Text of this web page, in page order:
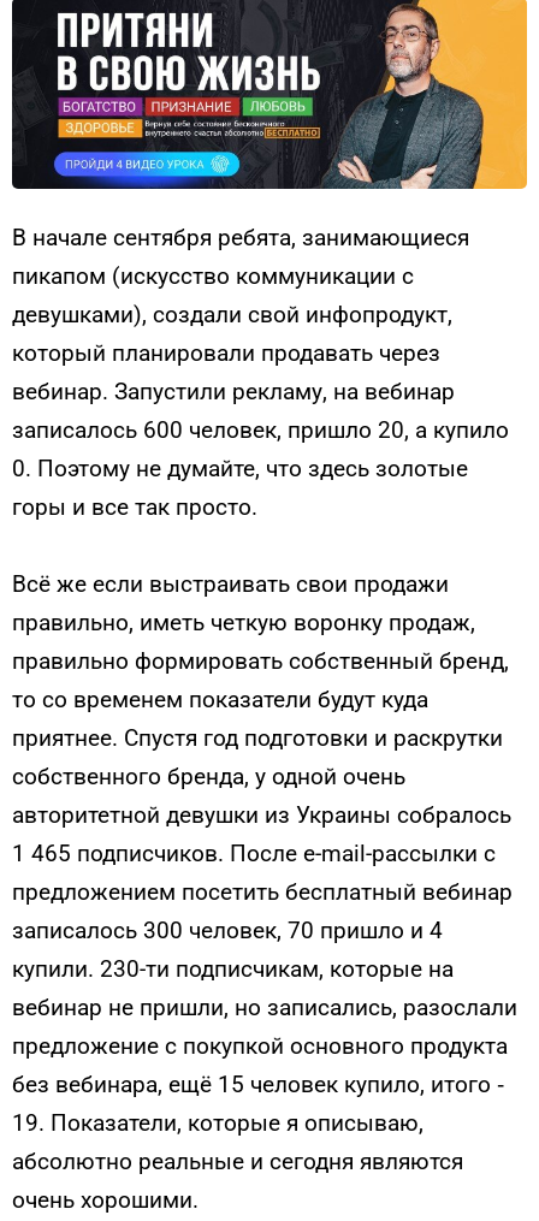
В начале сентября ребята, занимающиеся
пикапом (искусство коммуникации с
девушками), создали свой инфопродукт,
который планировали продавать через
вебинар. Запустили рекламу, на вебинар
записалось 600 человек, пришло 20, а купило
0. Поэтому не думайте, что здесь золотые
горы и все так просто.
Всё же если выстраивать свои продажи
правильно, иметь четкую воронку продаж,
правильно формировать собственный бренд,
то со временем показатели будут куда
приятнее. Спустя год подготовки и раскрутки
собственного бренда, у одной очень
авторитетной девушки из Украины собралось
1 465 подписчиков. После e-mail-рассылки с
предложением посетить бесплатный вебинар
записалось 300 человек, 70 пришло и 4
купили. 230-ти подписчикам, которые на
вебинар не пришли, но записались, разослали
предложение с покупкой основного продукта
без вебинара, ещё 15 человек купило, итого ‑
19. Показатели, которые я описываю,
абсолютно реальные и сегодня являются
очень хорошими.